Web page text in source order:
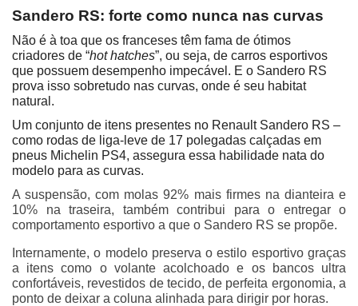
Sandero RS: forte como nunca nas curvas
Não é à toa que os franceses têm fama de ótimos
criadores de “hot hatches”, ou seja, de carros esportivos
que possuem desempenho impecável. E o Sandero RS
prova isso sobretudo nas curvas, onde é seu habitat
natural.
Um conjunto de itens presentes no Renault Sandero RS –
como rodas de liga-leve de 17 polegadas calçadas em
pneus Michelin PS4, assegura essa habilidade nata do
modelo para as curvas.
A suspensão, com molas 92% mais firmes na dianteira e
10% na traseira, também contribui para o entregar o
comportamento esportivo a que o Sandero RS se propõe.
Internamente, o modelo preserva o estilo esportivo graças
a itens como o volante acolchoado e os bancos ultra
confortáveis, revestidos de tecido, de perfeita ergonomia, a
ponto de deixar a coluna alinhada para dirigir por horas.